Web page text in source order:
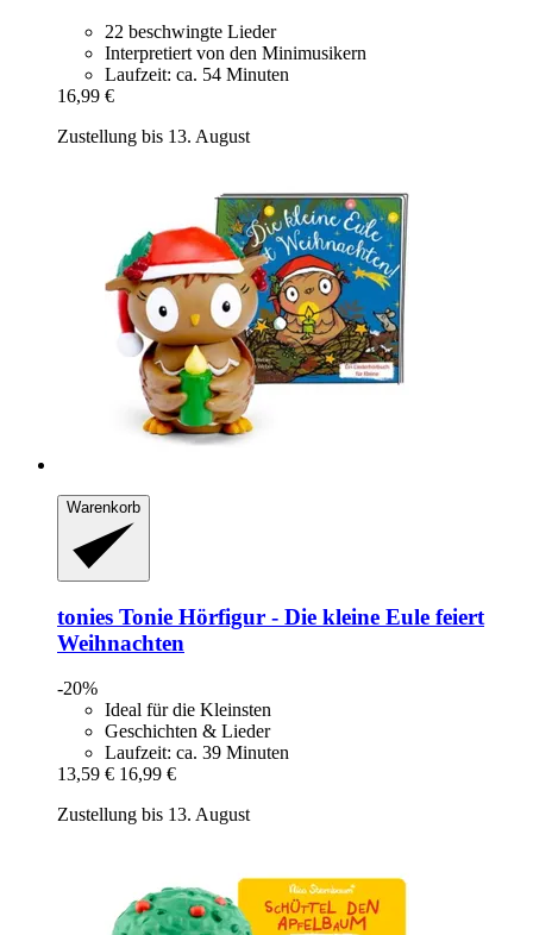
22 beschwingte Lieder
Interpretiert von den Minimusikern
Laufzeit: ca. 54 Minuten
16,99 €
Zustellung bis 13. August
Warenkorb
tonies Tonie Hörfigur -​ Die kleine Eule feiert
Weihnachten
-20%
Ideal für die Kleinsten
Geschichten & Lieder
Laufzeit: ca. 39 Minuten
13,59 € 16,99 €
Zustellung bis 13. August